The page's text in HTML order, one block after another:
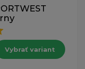
Vybrať variant